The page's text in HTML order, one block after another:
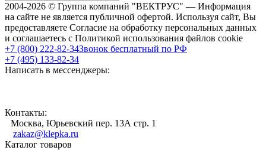
2004-2026 © Группа компаний "ВЕКТРУС" — Информация
на сайте не является публичной офертой. Используя сайт, Вы
предоставляете Согласие на обработку персональных данных
и соглашаетесь с Политикой использования файлов cookie
+7 (800) 222-82-34Звонок бесплатный по РФ
+7 (495) 133-82-34
Написать в мессенджеры:
Контакты:
Москва, Юрьевский пер. 13А стр. 1
zakaz@klepka.ru
Каталог товаров